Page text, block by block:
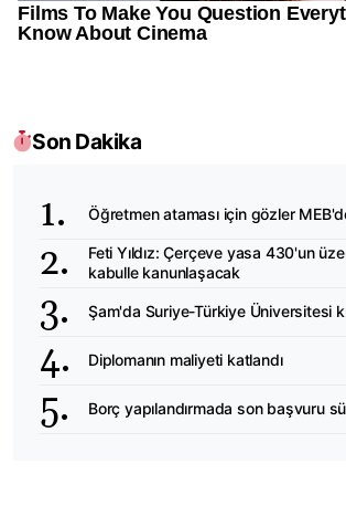
Son Dakika
Öğretmen ataması için gözler
Feti Yıldız: Çerçeve yasa 430'un
kabulle kanunlaşacak
Şam'da Suriye-Türkiye Üniversitesi
Diplomanın maliyeti katlandı
Borç yapılandırmada son başvuru